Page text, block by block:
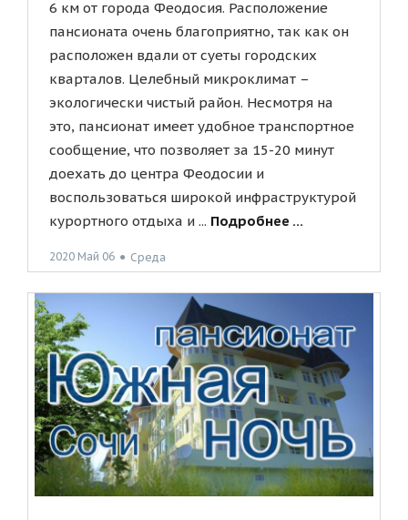
6 км от города Феодосия. Расположение
пансионата очень благоприятно, так как он
расположен вдали от суеты городских
кварталов. Целебный микроклимат –
экологически чистый район. Несмотря на
это, пансионат имеет удобное транспортное
сообщение, что позволяет за 15-20 минут
доехать до центра Феодосии и
воспользоваться широкой инфраструктурой
курортного отдыха и ... Подробнее ...
2020 Май 06 ● Среда